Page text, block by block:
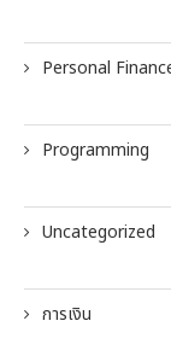
Personal
Programming
Uncategorized
การเงิน